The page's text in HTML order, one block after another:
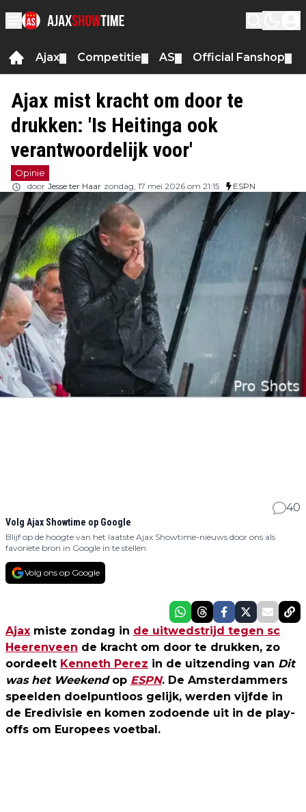
Ajax Competitie AS Official Fanshop
Ajax mist kracht om door te
drukken: 'Is Heitinga ook
verantwoordelijk voor'
Opinie
door Jesse ter Haar zondag, 17 mei 2026 om 21:15 ESPN
40
Volg Ajax Showtime op Google
Blijf op de hoogte van het laatste Ajax Showtime-nieuws door ons als
favoriete bron in Google in te stellen.
Volg ons op Google
Ajax miste zondag in de uitwedstrijd tegen sc
Heerenveen de kracht om door te drukken, zo
oordeelt Kenneth Perez in de uitzending van Dit
was het Weekendop ESPN. De Amsterdammers
speelden doelpuntloos gelijk, werden vijfde in
de Eredivisie en komen zodoende uit in de play-
offs om Europees voetbal.